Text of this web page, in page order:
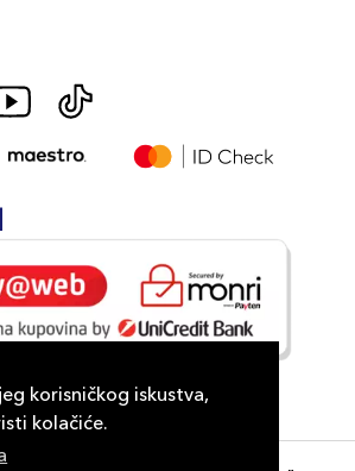
korisničkog iskustva,
kolačiće.